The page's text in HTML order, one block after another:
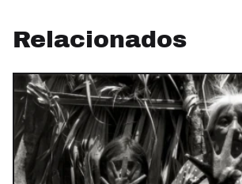
Relacionados